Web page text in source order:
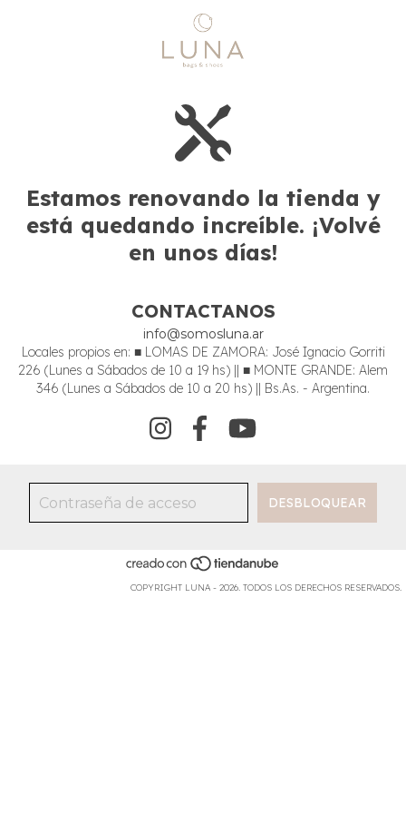
Estamos renovando la tienda y
está quedando increíble. ¡Volvé
en unos días!
CONTACTANOS
info@somosluna.ar
Locales propios en: ■ LOMAS DE ZAMORA: José Ignacio Gorriti
226 (Lunes a Sábados de 10 a 19 hs) || ■ MONTE GRANDE: Alem
346 (Lunes a Sábados de 10 a 20 hs) || Bs.As. - Argentina.
COPYRIGHT LUNA - 2026. TODOS LOS DERECHOS RESERVADOS.